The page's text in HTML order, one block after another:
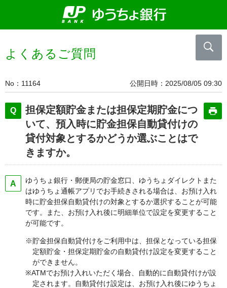
よくあるご質問
No 11164 公開日時 2025/08/05 09:30
担保定額貯金または担保定期貯金につ
いて、預入時に貯金担保自動貸付けの
貸付対象とするかどうか選ぶことはで
きますか。
ゆうちょ銀行・郵便局の貯金窓口、ゆうちょダイレクトまた
はゆうちょ通帳アプリでお手続きされる場合は、お預け入れ
時に貯金担保自動貸付けの対象とするか選択することが可能
です。また、お預け入れ後に明細単位で設定を変更すること
が可能です。
※貯金担保自動貸付けをご利用中は、担保となっている担保
定額貯金・担保定期貯金の自動貸付け設定を変更すること
ができません。
※ATMでお預け入れいただく場合、自動的に自動貸付けが設
定されます。自動貸付け設定は、お預け入れ後にゆうちょ